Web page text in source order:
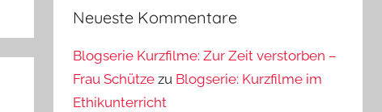
Neueste Kommentare
Blogserie Kurzfilme: Zur Zeit verstorben –
Frau Schütze zu Blogserie: Kurzfilme im
Ethikunterricht